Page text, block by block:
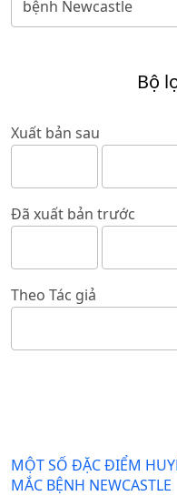
Bộ
Xuất bản sau
Đã xuất bản trước
Theo Tác giả
MỘT SỐ ĐẶC ĐIỂM
MẮC BỆNH NEWCASTLE